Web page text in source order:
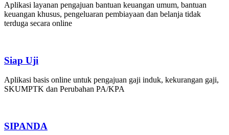
Aplikasi layanan pengajuan bantuan keuangan umum, bantuan
keuangan khusus, pengeluaran pembiayaan dan belanja tidak
terduga secara online
Siap Uji
Aplikasi basis online untuk pengajuan gaji induk, kekurangan gaji,
SKUMPTK dan Perubahan PA/KPA
SIPANDA